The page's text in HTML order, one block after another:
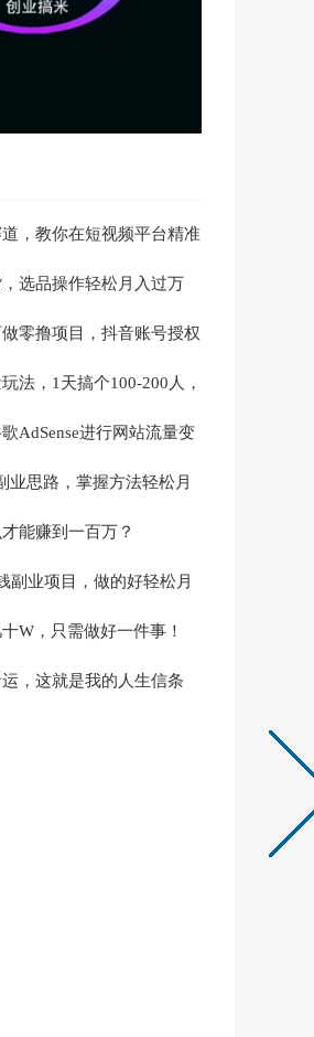
，教你在短视频平台精准
选品操作轻松月入过万
零撸项目，抖音账号授权
日赚300+
法，1天搞个100-200人，
AdSense进行网站流量变
业思路，掌握方法轻松月
能赚到一百万？
副业项目，做的好轻松月
W，只需做好一件事！
，这就是我的人生信条